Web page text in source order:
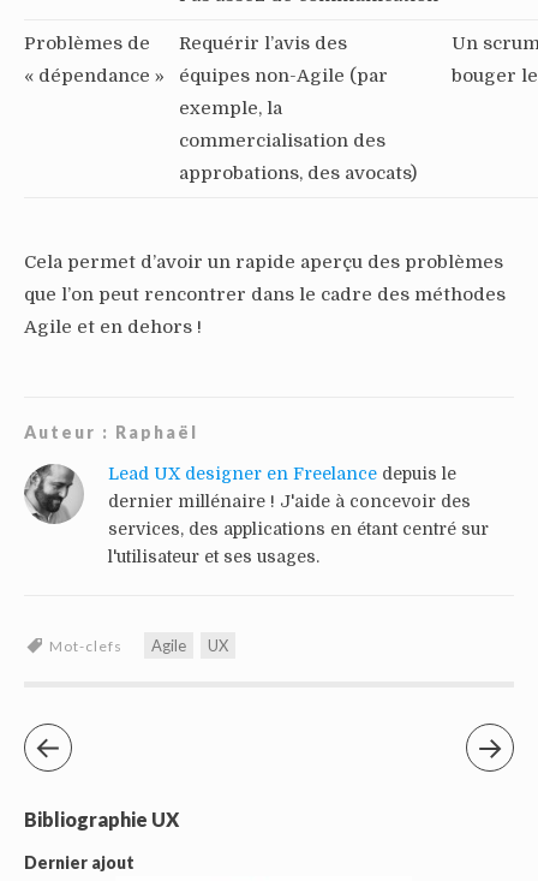
Problèmes de
« dépendance »
Requérir l’avis des
équipes non-Agile (par
exemple, la
commercialisation des
approbations, des avocats)
Un
bouger
Cela permet d’avoir un rapide aperçu des problèmes
que l’on peut rencontrer dans le cadre des méthodes
Agile et en dehors !
Auteur : Raphaël
Lead UX designer en Freelance depuis le
dernier millénaire ! J'aide à concevoir des
services, des applications en étant centré sur
l'utilisateur et ses usages.
Mot-clefs Agile UX
Bibliographie UX
Dernier ajout